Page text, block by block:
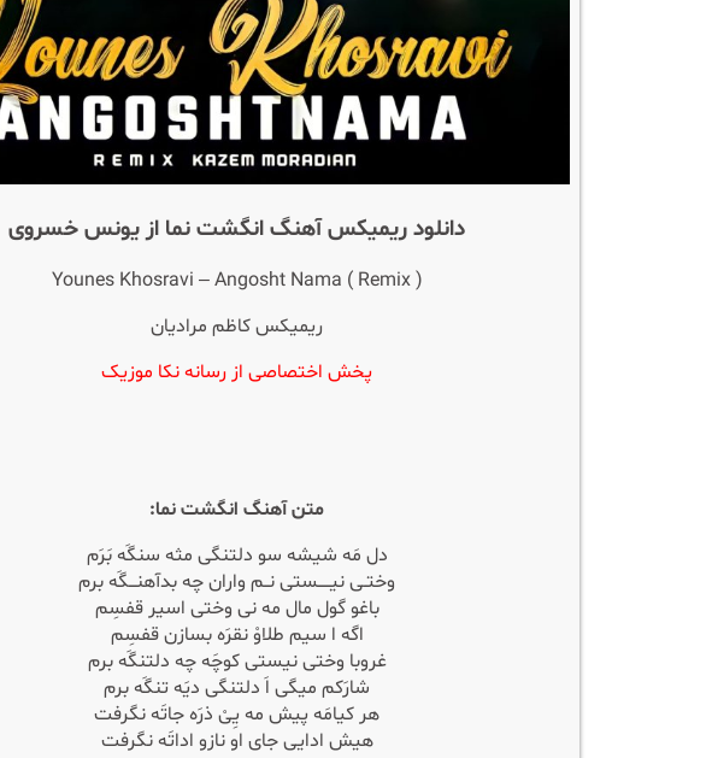
دانلود ریمیکس آهنگ انگشت نما از یونس خسروی
Younes Khosravi – Angosht Nama ( Remix )
ریمیکس کاظم مرادیان
پخش اختصاصی از رسانه نکا موزیک
متن آهنگ انگشت نما:
دل مَه شیشه سو دلتنگی مثه سنگَه بَرَم
وختـی نیـــــستی نــم واران چه بدآهنـــگَه برم
باغو گول مال مه نی وختی اسیر قفسِم
اگه ا سیم طلاوْ نقرَه بسازن قفسِم
غروبا وختی نیستی کوچَه چه دلتنگَه برم
شارَکم میگی اَ دلتنگی دیَه تنگَه برم
هر کیامَه پیش مه یِیْ ذرَه جاتَه نگرفت
هیش ادایی جای او نازو اداتَه نگرفت